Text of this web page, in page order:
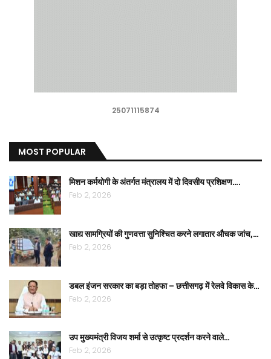
25071115874
MOST POPULAR
मिशन कर्मयोगी के अंतर्गत मंत्रालय में दो दिवसीय प्रशिक्षण….
Feb 2, 2026
खाद्य सामग्रियों की गुणवत्ता सुनिश्चित करने लगातार औचक जांच,…
Feb 2, 2026
डबल इंजन सरकार का बड़ा तोहफा – छत्तीसगढ़ में रेलवे विकास के…
Feb 2, 2026
उप मुख्यमंत्री विजय शर्मा से उत्कृष्ट प्रदर्शन करने वाले…
Feb 2, 2026